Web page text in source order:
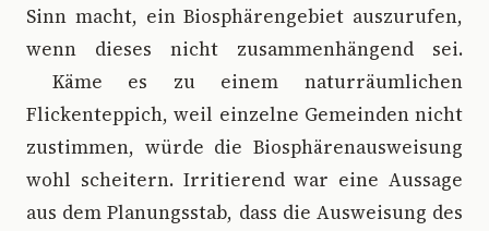
Sinn macht, ein Biosphärengebiet auszurufen,
wenn dieses nicht zusammenhängend sei.
Käme es zu einem naturräumlichen
Flickenteppich, weil einzelne Gemeinden nicht
zustimmen, würde die Biosphärenausweisung
wohl scheitern. Irritierend war eine Aussage
aus dem Planungsstab, dass die Ausweisung des